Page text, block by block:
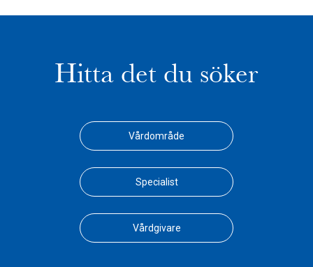
Hitta det du söker
Vårdområde
Specialist
Vårdgivare